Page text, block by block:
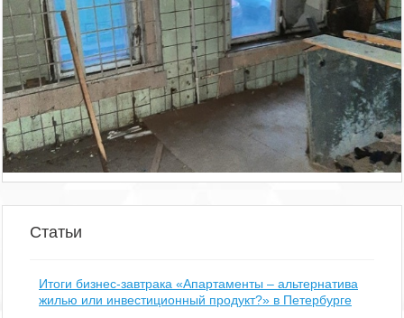
11 м 2
800 000
руб/мес.
Показать похожие на eip.ru
Статьи
Итоги бизнес-завтрака «Апартаменты – альтернатива
жилью или инвестиционный продукт?» в Петербурге